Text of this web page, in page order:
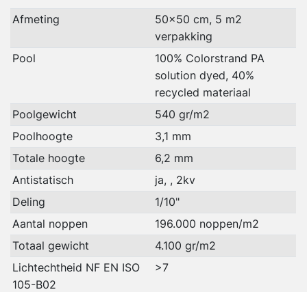
Afmeting
50x50 cm, 5 m2
verpakking
Pool
100% Colorstrand PA
solution dyed, 40%
recycled materiaal
Poolgewicht
540 gr/m2
Poolhoogte
3,1 mm
Totale hoogte
6,2 mm
Antistatisch
ja, , 2kv
Deling
1/10"
Aantal noppen
196.000 noppen/m2
Totaal gewicht
4.100 gr/m2
Lichtechtheid NF EN ISO
105-B02
>7